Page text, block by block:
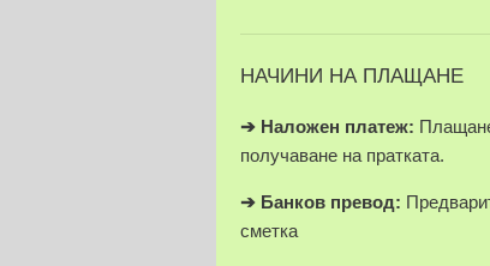
НАЧИНИ НА ПЛАЩАНЕ
➔ Наложен платеж:
получаване на пратката.
➔ Банков превод:
сметка